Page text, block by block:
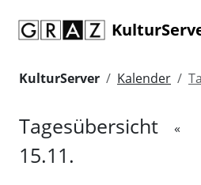
KulturServer Kalender
Tagesübersicht «
15.11.